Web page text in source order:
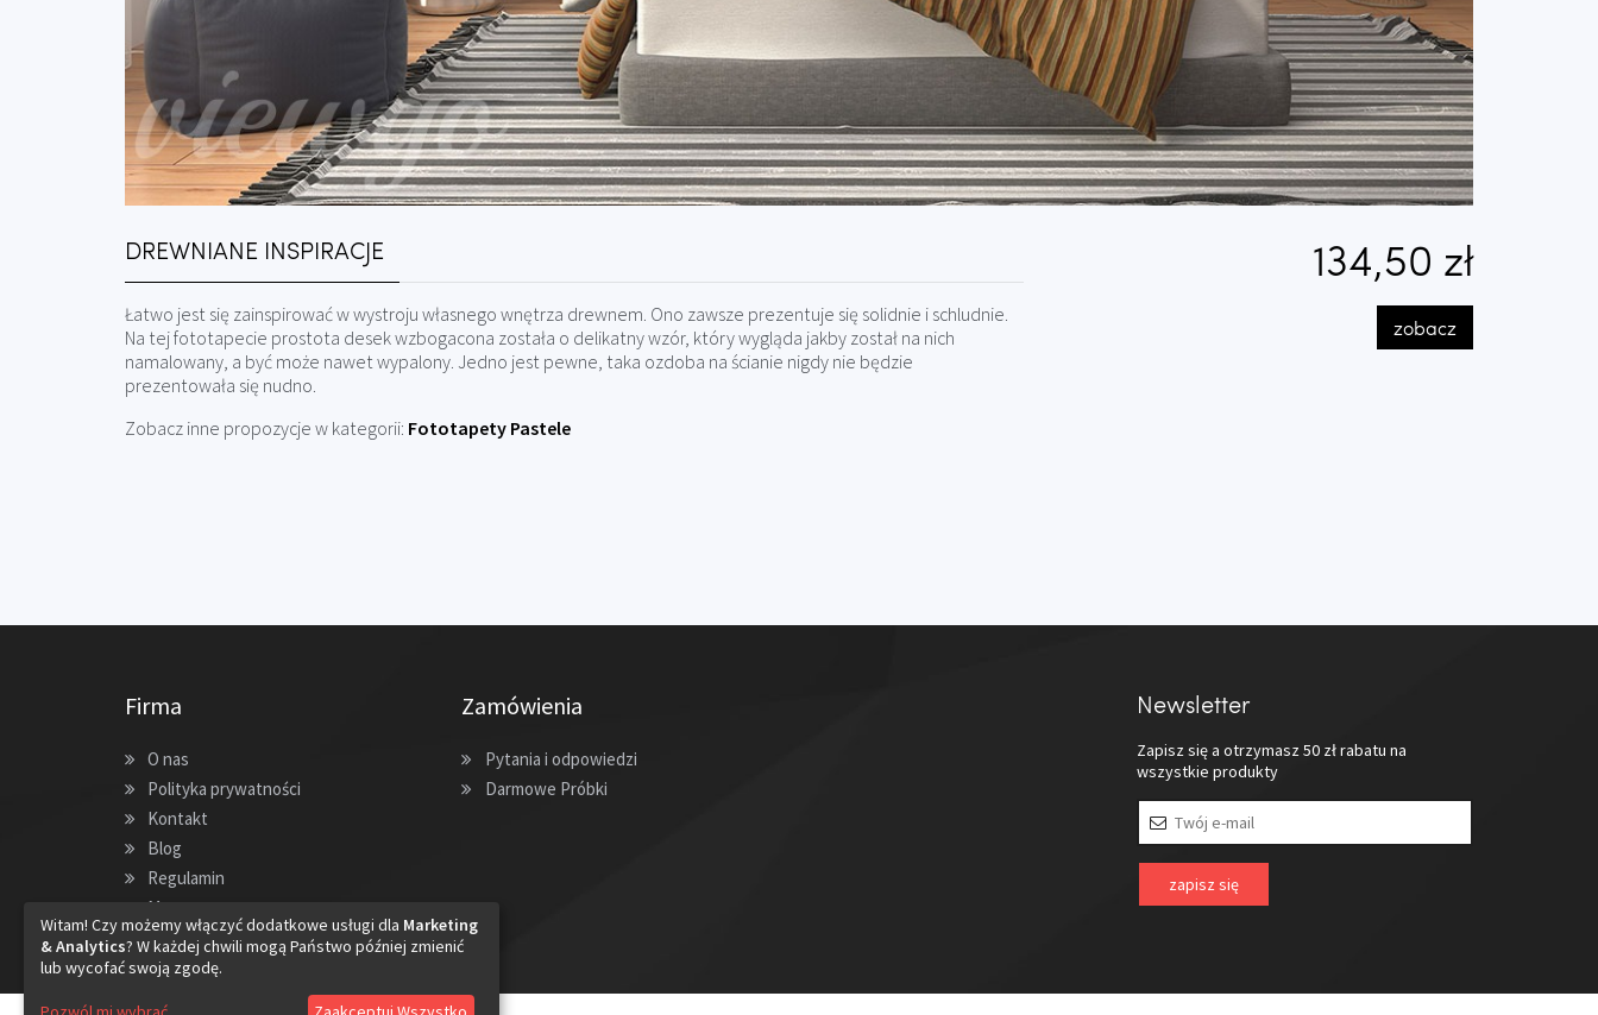
DREWNIANE INSPIRACJE
Łatwo jest się zainspirować w wystroju własnego wnętrza drewnem. Ono zawsze prezentuje się solidnie i schludnie.
Na tej fototapecie prostota desek wzbogacona została o delikatny wzór, który wygląda jakby został na nich
namalowany, a być może nawet wypalony. Jedno jest pewne, taka ozdoba na ścianie nigdy nie będzie
prezentowała się nudno.
Zobacz inne propozycje w kategorii: Fototapety Pastele
134,50 zł
zobacz
Firma
O nas
Polityka prywatności
Kontakt
Blog
Regulamin
Mapa strony
Zamówienia
Pytania i odpowiedzi
Darmowe Próbki
Newsletter
Zapisz się a otrzymasz50 złrabatu na
wszystkie produkty
Witam! Czy możemy włączyć dodatkowe usługi dla Marketing
& Analytics? W każdej chwili mogą Państwo później zmienić
lub wycofać swoją zgodę.